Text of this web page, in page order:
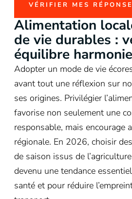
VÉRIFIER MES
Alimentation
de vie durables :
équilibre
Adopter un mode de vie
avant tout une réflexion sur
ses origines. Privilégier
favorise non seulement une
responsable, mais encourage
régionale. En 2026, choisir
de saison issus de
devenu une tendance
santé et pour réduire